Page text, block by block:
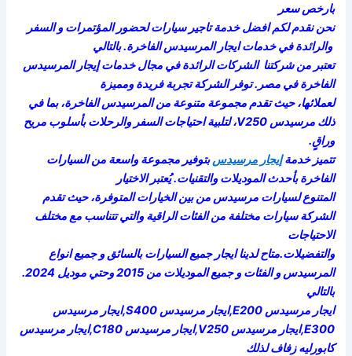
بارخص سعر
نحن نقدم لكم افضل خدمة تاجير سيارات لحضور المؤتمرات و السفر
والرائدة في خدمات ايجار المرسيدس الفاخرة. بالتالي
تعتبر من شركتنا الشركات الرائدة في مجال خدمات إيجار المرسيدس
الفاخرة في مصر. توفر الشركة تجربة فريدة ومميزة
لعملائها، حيث تقدم مجموعة متنوعة من المرسيدس الفاخرة، بما في
ذلك مرسيدس V250، لتلبية احتياجات السفر والرحلات بأسلوب مريح
وراقٍ.
تتميز خدمةإيجار مرسيدسبتوفير مجموعة واسعة من السيارات
الفاخرة بأحدث الموديلات والتقنيات. يُعتبر الاختيار
المتنوع لسيارات مرسيدس من بين الخيارات المتوفرة، حيث تقدم
الشركة سيارات مختلفة من الفئات الراقية والتي تتناسب مع مختلف
الاحتياجات
والتفضيلات.متاح لدينا ايجار جميع السيارات بالسائق و جميع انواع
المرسيدس و الفئات و جميع الموديلات من 2015 وحتي موديل 2024.
بالتالي
ايجار مرسيدس E200,ايجار مرسيدس S400,ايجار مرسيدس
E300,ايجار مرسيدس V250,ايجار مرسيدس C180,ايجار مرسيدس
كابورليه زفاف لذلك